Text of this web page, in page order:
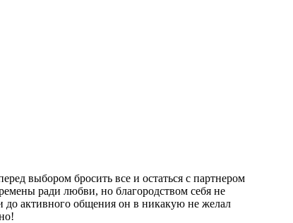
выбором бросить все и остаться с партнером
ради любви, но благородством себя не
активного общения он в никакую не желал